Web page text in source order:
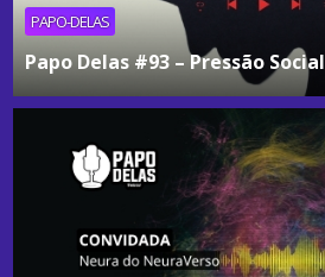
PAPO-DELAS
Papo Delas #93 – Pressão Social